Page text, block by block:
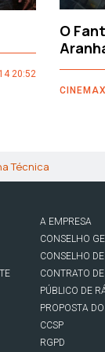
20:52
O
Técnica
A EMPRESA
CONSELHO
CONSELHO
CONTRATO
PÚBLICO DE
PROPOSTA
CCSP
RGPD